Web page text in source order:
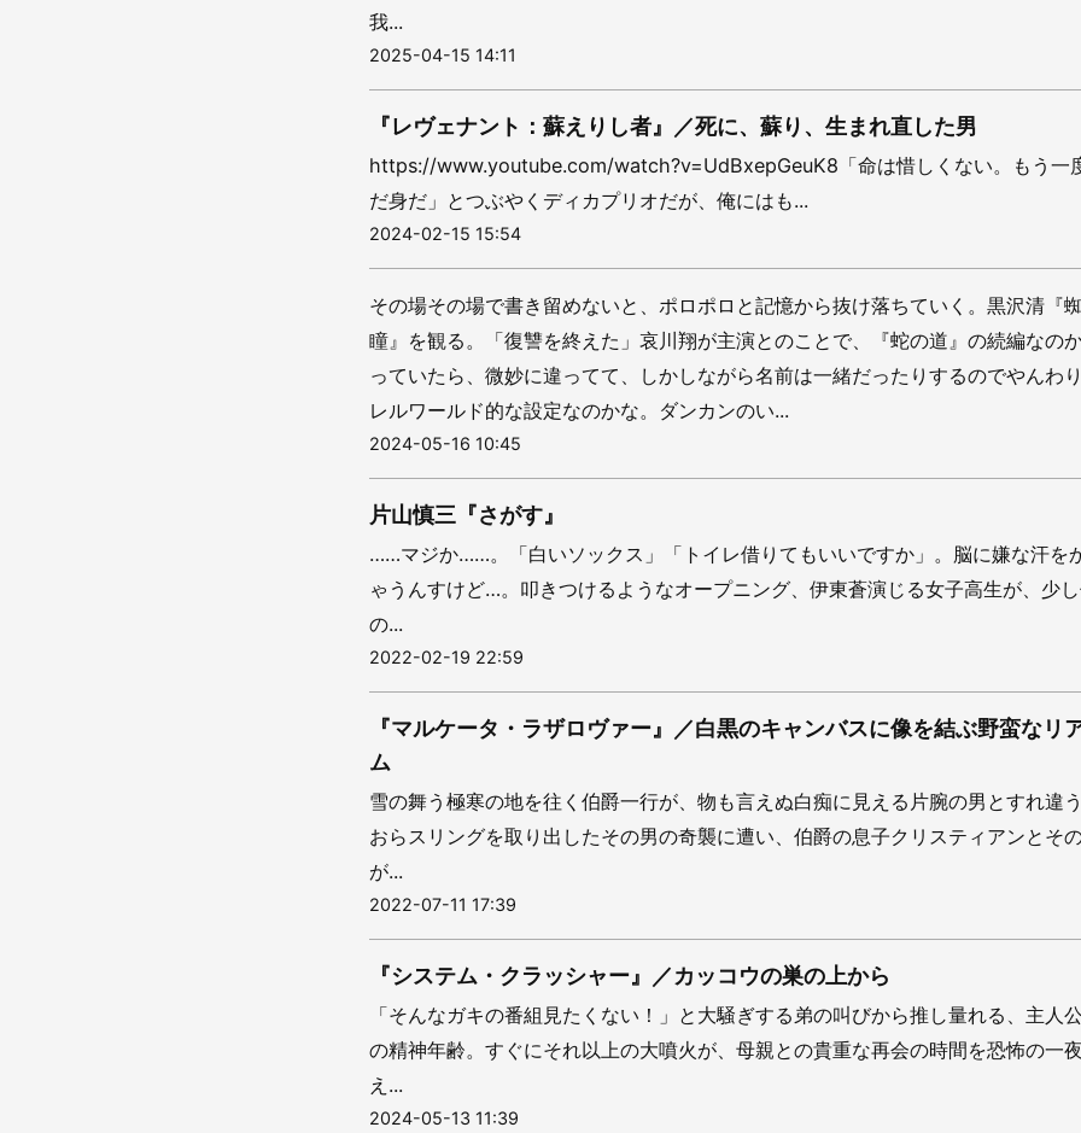
我...
2025-04-15 14:11
『レヴェナント：蘇えりし者』／死に、蘇り、生まれ直した男
https://www.youtube.com/watch?v=UdBxepGeuK8「命は惜しくない。もう一
だ身だ」とつぶやくディカプリオだが、俺にはも...
2024-02-15 15:54
その場その場で書き留めないと、ポロポロと記憶から抜け落ちていく。黒沢清『
瞳』を観る。「復讐を終えた」哀川翔が主演とのことで、『蛇の道』の続編なの
っていたら、微妙に違ってて、しかしながら名前は一緒だったりするのでやんわ
レルワールド的な設定なのかな。ダンカンのい...
2024-05-16 10:45
片山慎三『さがす』
……マジか……。「白いソックス」「トイレ借りてもいいですか」。脳に嫌な汗を
ゃうんすけど…。叩きつけるようなオープニング、伊東蒼演じる女子高生が、少
の...
2022-02-19 22:59
『マルケータ・ラザロヴァー』／白黒のキャンバスに像を結ぶ野蛮なリ
ム
雪の舞う極寒の地を往く伯爵一行が、物も言えぬ白痴に見える片腕の男とすれ違
おらスリングを取り出したその男の奇襲に遭い、伯爵の息子クリスティアンとそ
が...
2022-07-11 17:39
『システム・クラッシャー』／カッコウの巣の上から
「そんなガキの番組見たくない！」と大騒ぎする弟の叫びから推し量れる、主人
の精神年齢。すぐにそれ以上の大噴火が、母親との貴重な再会の時間を恐怖の一
え...
2024-05-13 11:39